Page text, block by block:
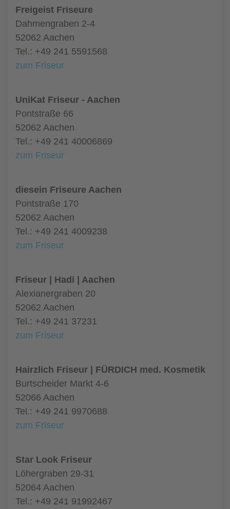
Freigeist Friseure
Dahmengraben 2-4
52062 Aachen
Tel.: +49 241 5591568
zum Friseur
UniKat Friseur - Aachen
Pontstraße 66
52062 Aachen
Tel.: +49 241 40006869
zum Friseur
diesein Friseure Aachen
Pontstraße 170
52062 Aachen
Tel.: +49 241 4009238
zum Friseur
Friseur | Hadi | Aachen
Alexianergraben 20
52062 Aachen
Tel.: +49 241 37231
zum Friseur
Hairzlich Friseur | FÜRDICH med. Kosmetik
Burtscheider Markt 4-6
52066 Aachen
Tel.: +49 241 9970688
zum Friseur
Star Look Friseur
Löhergraben 29-31
52064 Aachen
Tel.: +49 241 91992467